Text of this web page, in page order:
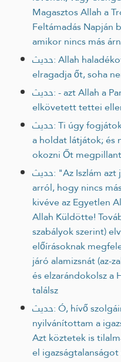
Magasztos Allah a
Feltámadás Napján
amikor nincs más
حديث: Allah haladékot ad az elnyomónak, de amikor
elragadja őt, soha
حديث: - azt Allah a Paradicsomba lépteti be, az
elkövetett tettei
حديث: Ti úgy fogjátok látni a ti Uratokat, ahogyan ezt
a holdat látjátok; és
okozni Őt
حديث: "Az Iszlám azt jelenti, hogy tanúságot teszel
arról, hogy nincs
kivéve az Egyetlen
Allah Küldötte!
szabályok szerint)
előírásoknak
járó alamizsnát (az-
és elzarándokolsz a
találsz
حديث: Ó, hívő szolgáim! Én bizony tilalmasnak
nyilvánítottam a
Azt köztetek is
el